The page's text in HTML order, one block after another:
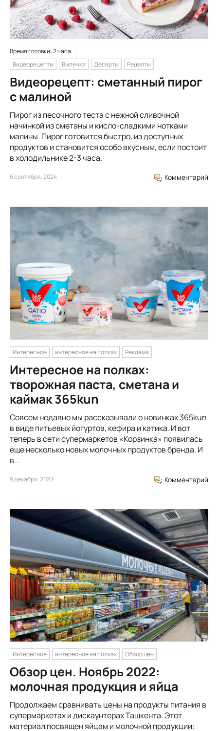
Время готовки: 2 часа
Видеорецепты
Выпечка Десерты Рецепты
Видеорецепт: сметанный пирог
с малиной
Пирог из песочного теста с нежной сливочной
начинкой из сметаны и кисло-сладкими нотками
малины. Пирог готовится быстро, из доступных
продуктов и становится особо вкусным, если постоит
в холодильнике 2-3 часа.
6 сентября, 2024 Комментарий
Интересное интересное на полках Реклама
Интересное на полках:
творожная паста, сметана и
каймак 365kun
Совсем недавно мы рассказывали о новинках 365kun
в виде питьевых йогуртов, кефира и катика. И вот
теперь в сети супермаркетов «Корзинка» появилась
еще несколько новых молочных продуктов бренда. И
в...
9 декабря, 2022 Комментарий
Интересное интересное на полках Обзор цен
Обзор цен. Ноябрь 2022:
молочная продукция и яйца
Продолжаем сравнивать цены на продукты питания в
супермаркетах и дискаунтерах Ташкента. Этот
материал посвящен яйцам и молочной продукции: